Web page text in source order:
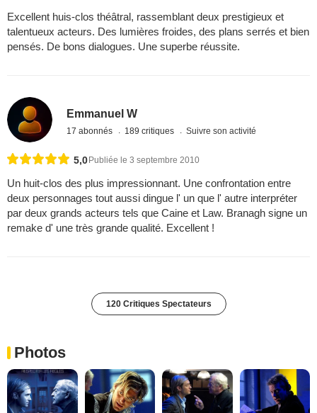
Excellent huis-clos théâtral, rassemblant deux prestigieux et
talentueux acteurs. Des lumières froides, des plans serrés et bien
pensés. De bons dialogues. Une superbe réussite.
Emmanuel W
17 abonnés 189 critiques Suivre son activité
5,0 Publiée le 3 septembre 2010
Un huit-clos des plus impressionnant. Une confrontation entre
deux personnages tout aussi dingue l' un que l' autre interpréter
par deux grands acteurs tels que Caine et Law. Branagh signe un
remake d' une très grande qualité. Excellent !
120 Critiques Spectateurs
Photos